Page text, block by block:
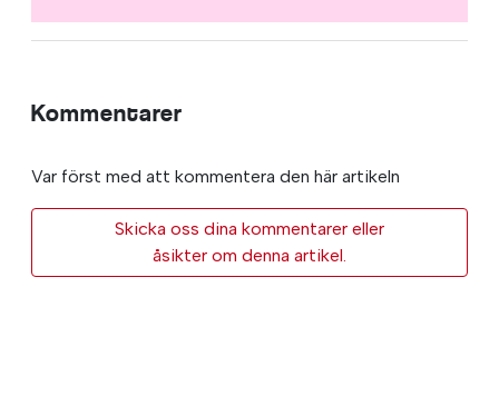
Kommentarer
Var först med att kommentera den här artikeln
Skicka oss dina kommentarer eller
åsikter om denna artikel.